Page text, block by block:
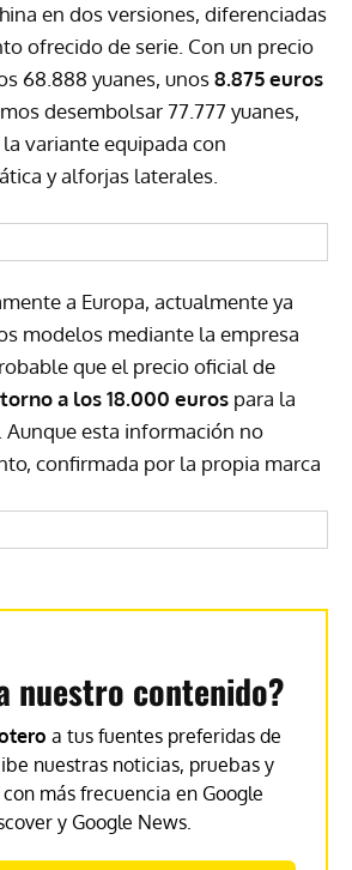
en dos versiones, diferenciadas
ofrecido de serie. Con un precio
68.888 yuanes, unos8.875 euros
desembolsar 77.777 yuanes,
variante equipada con
y alforjas laterales.
a Europa, actualmente ya
modelos mediante la empresa
que el precio oficial de
a los 18.000 euros para la
Aunque esta información no
confirmada por la propia marca
nuestro contenido?
a tus fuentes preferidas de
nuestras noticias, pruebas y
más frecuencia en Google
y Google News.